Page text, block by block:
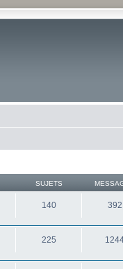
SUJETS
140 392
225